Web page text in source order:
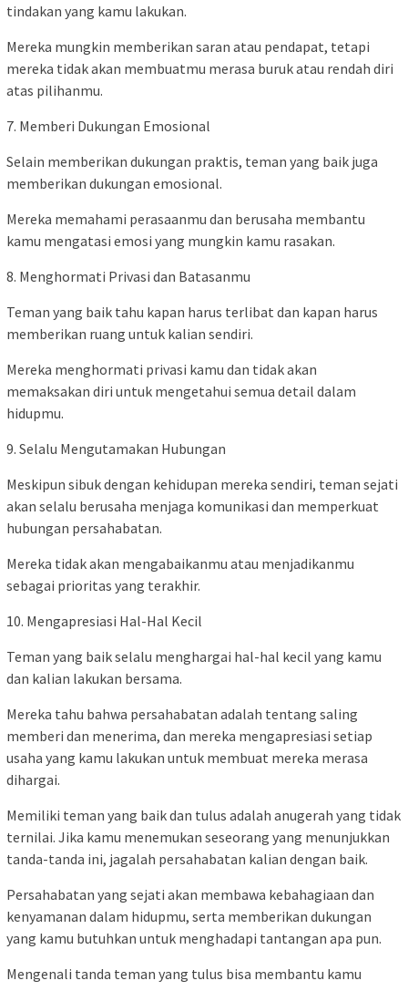
tindakan yang kamu lakukan.
Mereka mungkin memberikan saran atau pendapat, tetapi
mereka tidak akan membuatmu merasa buruk atau rendah diri
atas pilihanmu.
7. Memberi Dukungan Emosional
Selain memberikan dukungan praktis, teman yang baik juga
memberikan dukungan emosional.
Mereka memahami perasaanmu dan berusaha membantu
kamu mengatasi emosi yang mungkin kamu rasakan.
8. Menghormati Privasi dan Batasanmu
Teman yang baik tahu kapan harus terlibat dan kapan harus
memberikan ruang untuk kalian sendiri.
Mereka menghormati privasi kamu dan tidak akan
memaksakan diri untuk mengetahui semua detail dalam
hidupmu.
9. Selalu Mengutamakan Hubungan
Meskipun sibuk dengan kehidupan mereka sendiri, teman sejati
akan selalu berusaha menjaga komunikasi dan memperkuat
hubungan persahabatan.
Mereka tidak akan mengabaikanmu atau menjadikanmu
sebagai prioritas yang terakhir.
10. Mengapresiasi Hal-Hal Kecil
Teman yang baik selalu menghargai hal-hal kecil yang kamu
dan kalian lakukan bersama.
Mereka tahu bahwa persahabatan adalah tentang saling
memberi dan menerima, dan mereka mengapresiasi setiap
usaha yang kamu lakukan untuk membuat mereka merasa
dihargai.
Memiliki teman yang baik dan tulus adalah anugerah yang tidak
ternilai. Jika kamu menemukan seseorang yang menunjukkan
tanda-tanda ini, jagalah persahabatan kalian dengan baik.
Persahabatan yang sejati akan membawa kebahagiaan dan
kenyamanan dalam hidupmu, serta memberikan dukungan
yang kamu butuhkan untuk menghadapi tantangan apa pun.
Mengenali tanda teman yang tulus bisa membantu kamu